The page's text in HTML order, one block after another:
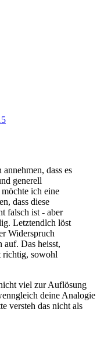
dass es
generell
ich eine
dass diese
falsch ist - aber
Letztendlch löst
Widerspruch
auf. Das heisst,
richtig, sowohl
viel zur Auflösung
deine Analogie
versteh das nicht als